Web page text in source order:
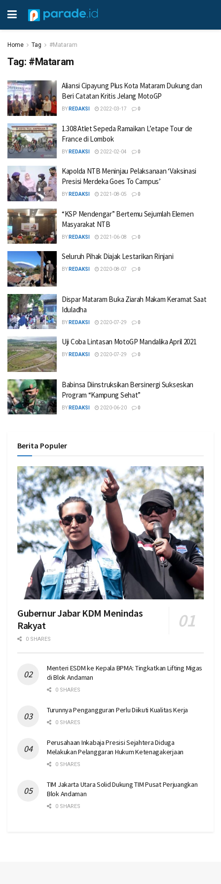
Home Tag #Mataram
Tag: #Mataram
Aliansi Cipayung Plus Kota Mataram Dukung dan
Beri Catatan Kritis Jelang MotoGP
BY REDAKSI 2022-03-17 0
1.308 Atlet Sepeda Ramaikan L’etape Tour de
France di Lombok
BY REDAKSI 2022-02-04 0
Kapolda NTB Meninjau Pelaksanaan ‘Vaksinasi
Presisi Merdeka Goes To Campus’
BY REDAKSI 2021-08-05 0
“KSP Mendengar” Bertemu Sejumlah Elemen
Masyarakat NTB
BY REDAKSI 2021-06-08 0
Seluruh Pihak Diajak Lestarikan Rinjani
BY REDAKSI 2020-08-07 0
Dispar Mataram Buka Ziarah Makam Keramat Saat
Iduladha
BY REDAKSI 2020-07-29 0
Uji Coba Lintasan MotoGP Mandalika April 2021
BY REDAKSI 2020-07-29 0
Babinsa Diinstruksikan Bersinergi Sukseskan
Program “Kampung Sehat”
BY REDAKSI 2020-06-20 0
Berita Populer
Gubernur Jabar KDM Menindas
Rakyat
0 SHARES
Menteri ESDM ke Kepala BPMA: Tingkatkan Lifting Migas
di Blok Andaman
0 SHARES
Turunnya Pengangguran Perlu Diikuti Kualitas Kerja
0 SHARES
Perusahaan Inkabaja Presisi Sejahtera Diduga
Melakukan Pelanggaran Hukum Ketenagakerjaan
0 SHARES
TIM Jakarta Utara Solid Dukung TIM Pusat Perjuangkan
Blok Andaman
0 SHARES